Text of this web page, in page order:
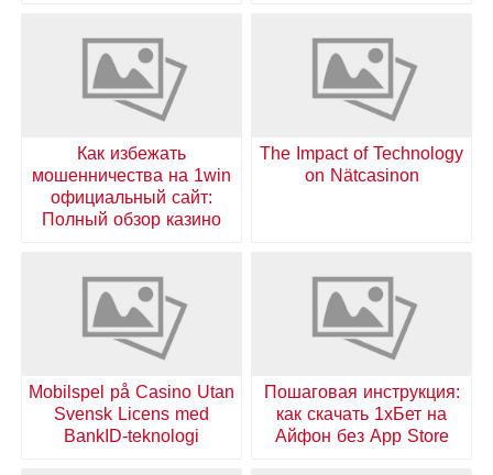
The Impact of Technology
on Nätcasinon
Как избежать
мошенничества на 1win
официальный сайт:
Полный обзор казино
Пошаговая инструкция:
как скачать 1хБет на
Айфон без App Store
Mobilspel på Casino Utan
Svensk Licens med
BankID-teknologi